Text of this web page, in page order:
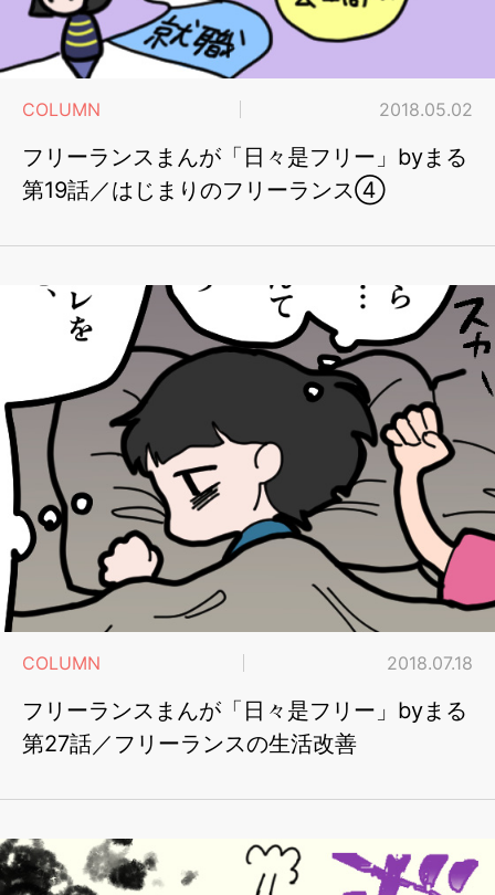
COLUMN 2018.05.02
フリーランスまんが「日々是フリー」byまる
第19話／はじまりのフリーランス④
COLUMN 2018.07.18
フリーランスまんが「日々是フリー」byまる
第27話／フリーランスの生活改善